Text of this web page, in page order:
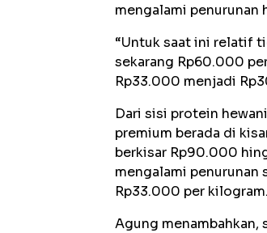
mengalami penurunan
“Untuk saat ini relatif
sekarang Rp60.000
Rp33.000 menjadi
Dari sisi protein
premium berada di
berkisar Rp90.000
mengalami penurunan
Rp33.000 per kilogram.
Agung